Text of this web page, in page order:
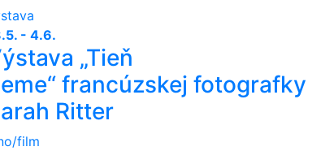
- 4.6.
„Tieň
francúzskej fotografky
Ritter
film